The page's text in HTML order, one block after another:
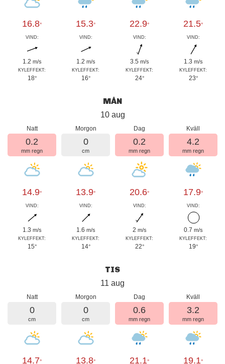
16.8°
VIND:
1.2 m/s
KYLEFFEKT:
18°
15.3°
VIND:
1.2 m/s
KYLEFFEKT:
16°
22.9°
VIND:
3.5 m/s
KYLEFFEKT:
24°
21.5°
VIND:
1.3 m/s
KYLEFFEKT:
23°
MÅN
10 aug
Natt
0.2
mm regn
14.9°
VIND:
1.3 m/s
KYLEFFEKT:
15°
Morgon
0
cm
13.9°
VIND:
1.6 m/s
KYLEFFEKT:
14°
Dag
0.2
mm regn
20.6°
VIND:
2 m/s
KYLEFFEKT:
22°
Kväll
4.2
mm regn
17.9°
VIND:
0.7 m/s
KYLEFFEKT:
19°
TIS
11 aug
Natt
0
cm
14.7°
Morgon
0
cm
13.8°
Dag
0.6
mm regn
21.1°
Kväll
3.2
mm regn
19.1°